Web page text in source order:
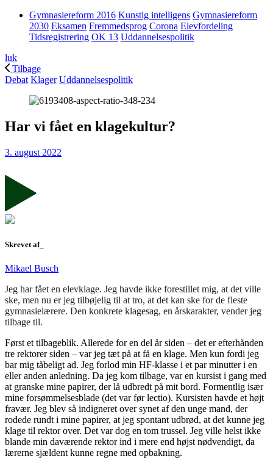
Gymnasiereform 2016 Kunstig intelligens Gymnasiereform
2030 Eksamen Fremmedsprog Corona Elevfordeling
Tidsregistrering OK 13 Uddannelsespolitik
luk
Tilbage
Debat Klager Uddannelsespolitik
Har vi fået en klagekultur?
3. august 2022
Skrevet af_
Mikael Busch
Jeg har fået en elevklage. Jeg havde ikke forestillet mig, at det ville
ske, men nu er jeg tilbøjelig til at tro, at det kan ske for de fleste
gymnasielærere. Den konkrete klagesag, en årskarakter, vender jeg
tilbage til.
Først et tilbageblik. Allerede for en del år siden – det er efterhånden
tre rektorer siden – var jeg tæt på at få en klage. Men kun fordi jeg
bar mig tåbeligt ad. Jeg forlod min HF-klasse i et par minutter i en
eller anden anledning. Da jeg kom tilbage, var en kursist i gang med
at granske mine papirer, der lå udbredt på mit bord. Formentlig især
mine forsømmelsesblade (det var før lectio). Kursisten havde et højt
fravær. Jeg blev så indigneret over synet af den unge mand, der
rodede rundt i mine papirer, at jeg spontant udbrød, at det kunne jeg
klage til rektor over. Det var dog en tom trussel. Jeg ville helst ikke
blande min daværende rektor ind i mere end højst nødvendigt, da
lærerne sjældent kunne regne med opbakning.